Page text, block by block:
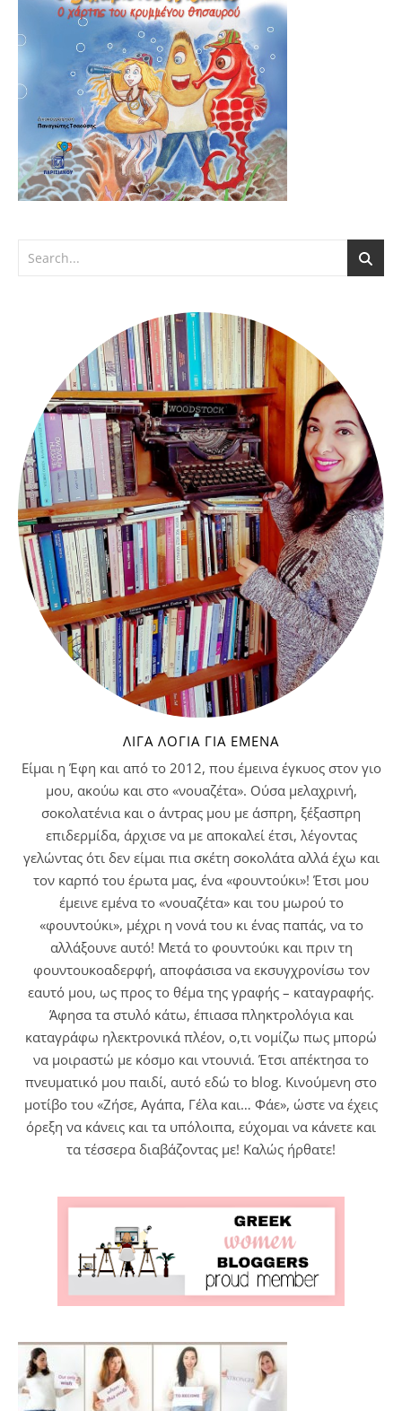
ΛΊΓΑ ΛΌΓΙΑ ΓΙΑ ΕΜΈΝΑ
Είμαι η Έφη και από το 2012, που έμεινα έγκυος στον γιο
μου, ακούω και στο «νουαζέτα». Ούσα μελαχρινή,
σοκολατένια και ο άντρας μου με άσπρη, ξέξασπρη
επιδερμίδα, άρχισε να με αποκαλεί έτσι, λέγοντας
γελώντας ότι δεν είμαι πια σκέτη σοκολάτα αλλά έχω και
τον καρπό του έρωτα μας, ένα «φουντούκι»! Έτσι μου
έμεινε εμένα το «νουαζέτα» και του μωρού το
«φουντούκι», μέχρι η νονά του κι ένας παπάς, να το
αλλάξουνε αυτό! Μετά το φουντούκι και πριν τη
φουντουκοαδερφή, αποφάσισα να εκσυγχρονίσω τον
εαυτό μου, ως προς το θέμα της γραφής – καταγραφής.
Άφησα τα στυλό κάτω, έπιασα πληκτρολόγια και
καταγράφω ηλεκτρονικά πλέον, ο,τι νομίζω πως μπορώ
να μοιραστώ με κόσμο και ντουνιά. Έτσι απέκτησα το
πνευματικό μου παιδί, αυτό εδώ το blog. Κινούμενη στο
μοτίβο του «Ζήσε, Αγάπα, Γέλα και… Φάε», ώστε να έχεις
όρεξη να κάνεις και τα υπόλοιπα, εύχομαι να κάνετε και
τα τέσσερα διαβάζοντας με! Καλώς ήρθατε!